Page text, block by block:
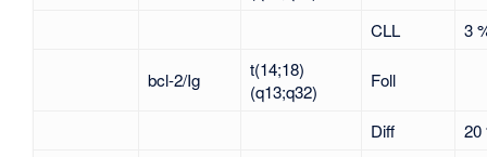
CLL 3
bcl-2/Ig
t(14;18)
(q13;q32)
Foll
Diff
20